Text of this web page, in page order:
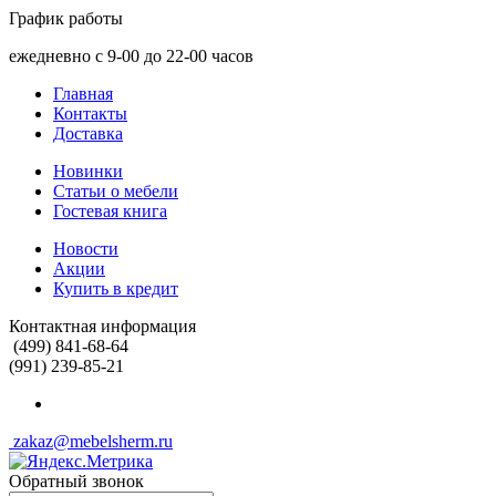
График работы
ежедневно с 9-00 до 22-00 часов
Главная
Контакты
Доставка
Новинки
Статьи о мебели
Гостевая книга
Новости
Акции
Купить в кредит
Контактная информация
(499) 841-68-64
(991) 239-85-21
zakaz@mebelsherm.ru
Обратный звонок